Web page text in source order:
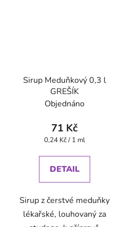
Sirup Meduňkový 0,3 l
GREŠÍK
Objednáno
71 Kč
Měrná
0,24 Kč / 1 ml
DETAIL
Sirup z čerstvé meduňky
lékařské, louhovaný za